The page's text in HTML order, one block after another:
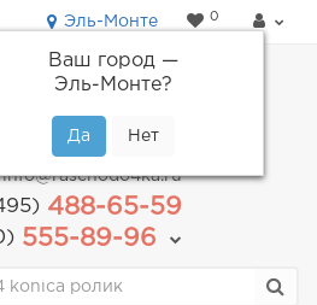
Эль-Монте
Ваш город —
Эль-Монте?
0
пн-пт: с 9.00 до 18.00
info@raschodo4ka.ru
488-65-59
555-89-96